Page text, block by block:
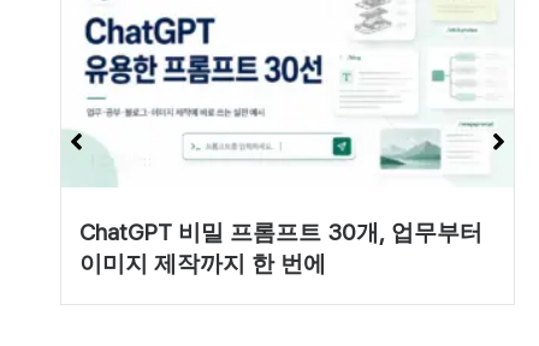
ChatGPT 비밀 프롬프트 30개, 업무부터
이미지 제작까지 한 번에